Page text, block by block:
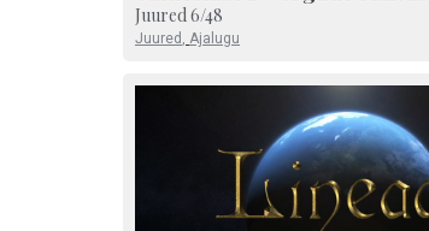
Juured 6/48
Juured , Ajalugu